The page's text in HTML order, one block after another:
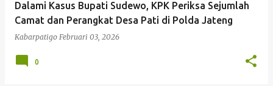
Dalami Kasus Bupati Sudewo, KPK Periksa Sejumlah
Camat dan Perangkat Desa Pati di Polda Jateng
Kabarpatigo Februari 03, 2026
0